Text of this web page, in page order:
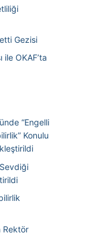
Gezisi
ile OKAF’ta
“Engelli
Konulu
Rektör